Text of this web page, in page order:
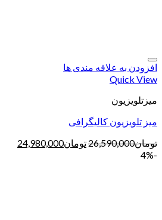
افزودن به علاقه مندی ها
Quick View
میزتلویزیون
میز تلویزیون کالیگرافی
تومان26,590,000تومان24,980,000
-4%